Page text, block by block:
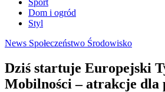
Dom i ogród
Styl
News Społeczeństwo Środowisko
Dziś startuje Europejski
Mobilności – atrakcje dla